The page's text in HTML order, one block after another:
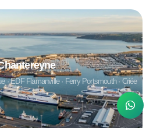
· EDF Flamanville · Ferry Portsmouth · Criée